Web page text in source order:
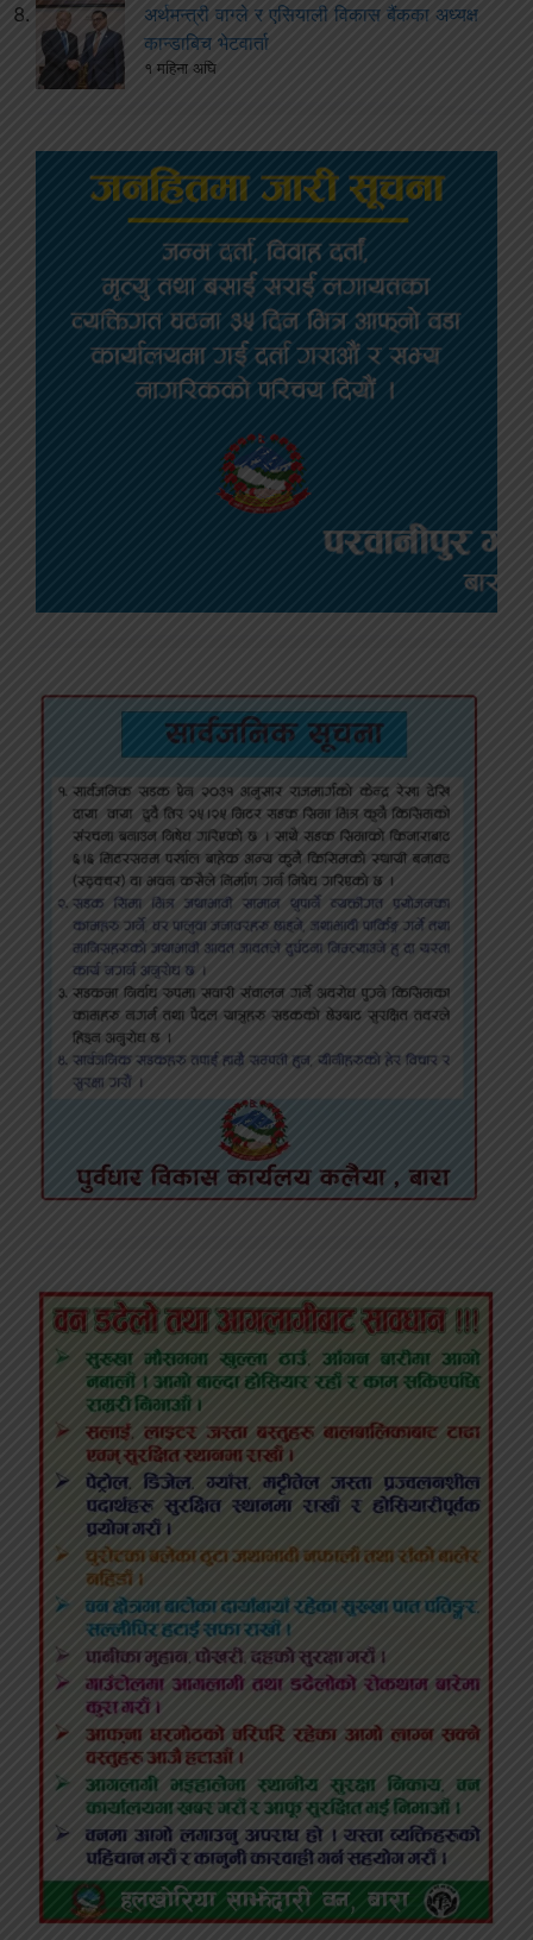
अर्थमन्त्री वाग्ले र एसियाली विकास बैंकका अध्यक्ष
कान्डाबिच भेटवार्ता
१ महिना अघि